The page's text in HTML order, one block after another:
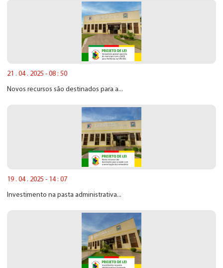
21 . 04 . 2025 - 08 : 50
Novos recursos são destinados para a...
19 . 04 . 2025 - 14 : 07
Investimento na pasta administrativa...